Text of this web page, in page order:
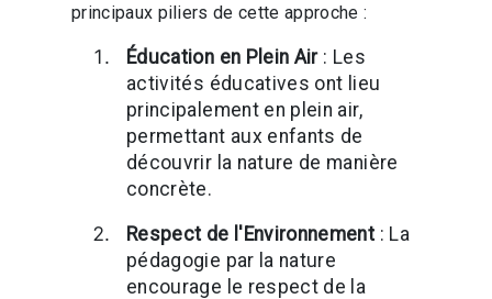
principaux piliers de cette approche :
Éducation en Plein Air: Les
activités éducatives ont lieu
principalement en plein air,
permettant aux enfants de
découvrir la nature de manière
concrète.
Respect de l'Environnement : La
pédagogie par la nature
encourage le respect de la